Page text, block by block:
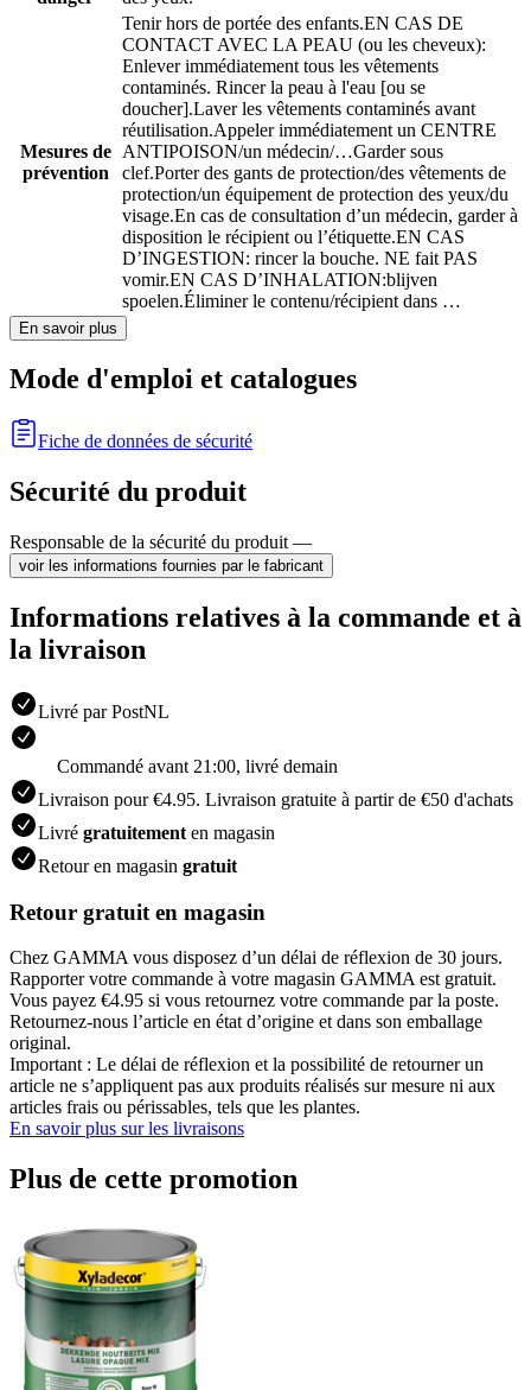
Mesures de
prévention
Tenir hors de portée des enfants.EN CAS DE
CONTACT AVEC LA PEAU (ou les cheveux):
Enlever immédiatement tous les vêtements
contaminés. Rincer la peau à l'eau [ou se
doucher].Laver les vêtements contaminés avant
réutilisation.Appeler immédiatement un CENTRE
ANTIPOISON/un médecin/…Garder sous
clef.Porter des gants de protection/des vêtements de
protection/un équipement de protection des yeux/du
visage.En cas de consultation d’un médecin, garder à
disposition le récipient ou l’étiquette.EN CAS
D’INGESTION: rincer la bouche. NE fait PAS
vomir.EN CAS D’INHALATION:blijven
spoelen.Éliminer le contenu/récipient dans …
En savoir plus
Mode d'emploi et catalogues
Fiche de données de sécurité
Sécurité du produit
Responsable de la sécurité du produit —
voir les informations fournies par le fabricant
Informations relatives à la commande et à
la livraison
Livré par PostNL
Commandé avant 21:00, livré demain
Livraison pour €4.95. Livraison gratuite à partir de €50 d'achats
Livré gratuitement en magasin
Retour en magasin gratuit
Retour gratuit en magasin
Chez GAMMA vous disposez d’un délai de réflexion de 30 jours.
Rapporter votre commande à votre magasin GAMMA est gratuit.
Vous payez €4.95 si vous retournez votre commande par la poste.
Retournez-nous l’article en état d’origine et dans son emballage
original.
Important : Le délai de réflexion et la possibilité de retourner un
article ne s’appliquent pas aux produits réalisés sur mesure ni aux
articles frais ou périssables, tels que les plantes.
En savoir plus sur les livraisons
Plus de cette promotion